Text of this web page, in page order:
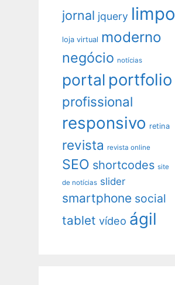
jornal jquery limpo
loja virtual moderno
negócio notícias
portal portfolio
profissional
responsivo retina
revista revista online
SEO shortcodes site
de notícias slider
smartphone social
tablet vídeo ágil